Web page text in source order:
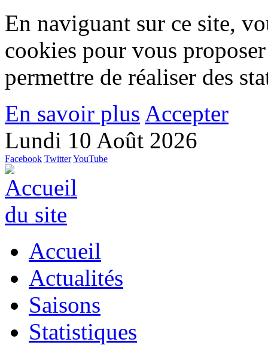
En naviguant sur ce site,
cookies pour vous
permettre de réaliser des
En savoir plus Accepter
Lundi 10 Août 2026
Facebook TwitterYouTube
Accueil
Actualités
Saisons
Statistiques